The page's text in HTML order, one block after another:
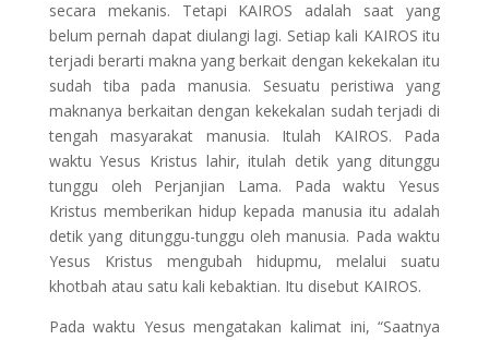
secara mekanis. Tetapi KAIROS adalah saat yang
belum pernah dapat diulangi lagi. Setiap kali KAIROS itu
terjadi berarti makna yang berkait dengan kekekalan itu
sudah tiba pada manusia. Sesuatu peristiwa yang
maknanya berkaitan dengan kekekalan sudah terjadi di
tengah masyarakat manusia. Itulah KAIROS. Pada
waktu Yesus Kristus lahir, itulah detik yang ditunggu
tunggu oleh Perjanjian Lama. Pada waktu Yesus
Kristus memberikan hidup kepada manusia itu adalah
detik yang ditunggu-tunggu oleh manusia. Pada waktu
Yesus Kristus mengubah hidupmu, melalui suatu
khotbah atau satu kali kebaktian. Itu disebut KAIROS.
Pada waktu Yesus mengatakan kalimat ini, “Saatnya